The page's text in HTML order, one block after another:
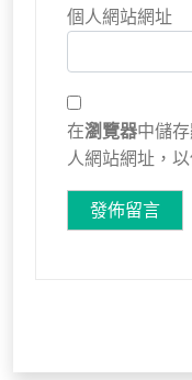
個人網站網址
在瀏覽器中儲
人網站網址，